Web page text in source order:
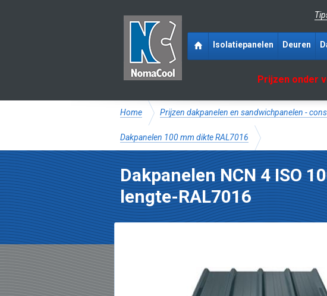
Prijzen onder
Isolatiepanelen Deuren
Home Prijzen dakpanelen en sandwichpanelen -
Dakpanelen 100 mm dikte RAL7016
Dakpanelen NCN 4 ISO
lengte-RAL7016